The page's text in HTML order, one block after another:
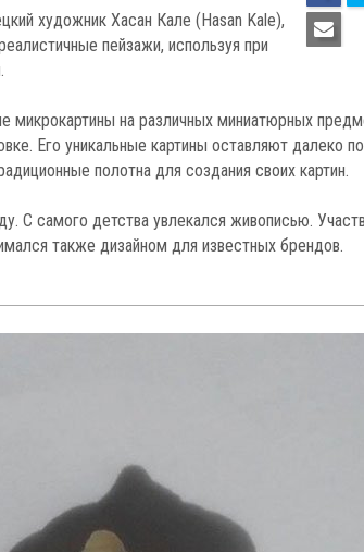
художник Хасан Кале (Hasan Kale),
пейзажи, используя при
микрокартины на различных миниатюрных
Его уникальные картины оставляют далеко
полотна для создания своих картин.
С самого детства увлекался живописью.
также дизайном для известных брендов.